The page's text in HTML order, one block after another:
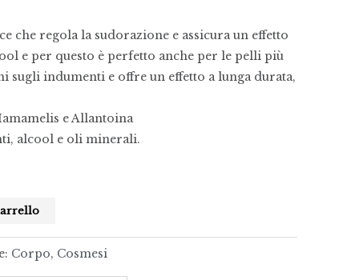
che regola la sudorazione e assicura un effetto
e per questo è perfetto anche per le pelli più
sugli indumenti e offre un effetto a lunga durata,
e Allantoina
alcool e oli minerali.
Corpo, Cosmesi